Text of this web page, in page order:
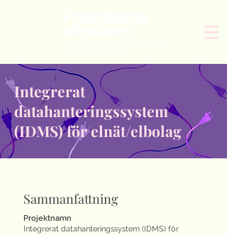
Integrerat
datahanteringssystem
(IDMS) för elnät/elbolag
Sammanfattning
Projektnamn
Integrerat datahanteringssystem (IDMS) för